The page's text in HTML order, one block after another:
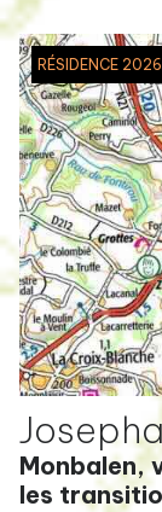
RÉSIDENCE 2026
Monbalen,
les